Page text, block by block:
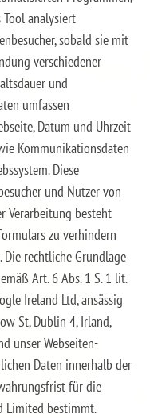
Tool analysiert
sobald sie mit
verschiedener
und
umfassen
Datum und Uhrzeit
Kommunikationsdaten
Diese
und Nutzer von
Verarbeitung besteht
zu verhindern
rechtliche Grundlage
Art. 6 Abs. 1 S. 1 lit.
Ireland Ltd, ansässig
St, Dublin 4, Irland,
unser Webseiten-
Daten innerhalb der
für die
Limited bestimmt.